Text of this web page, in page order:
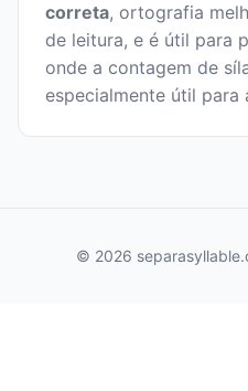
correta, ortografia
de leitura, e é útil para
onde a contagem de
especialmente útil para
© 2026